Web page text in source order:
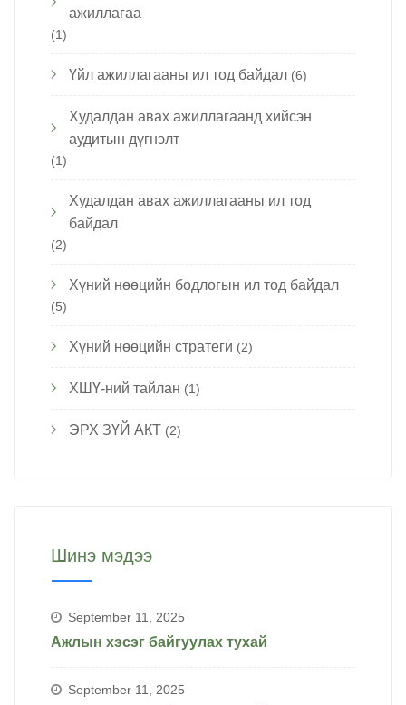
ажиллагаа
(1)
Үйл ажиллагааны ил тод байдал (6)
Худалдан авах ажиллагаанд хийсэн
аудитын дүгнэлт
(1)
Худалдан авах ажиллагааны ил тод
байдал
(2)
Хүний нөөцийн бодлогын ил тод байдал
(5)
Хүний нөөцийн стратеги (2)
ХШҮ-ний тайлан (1)
ЭРХ ЗҮЙ АКТ (2)
Шинэ мэдээ
September 11, 2025
Ажлын хэсэг байгуулах тухай
September 11, 2025